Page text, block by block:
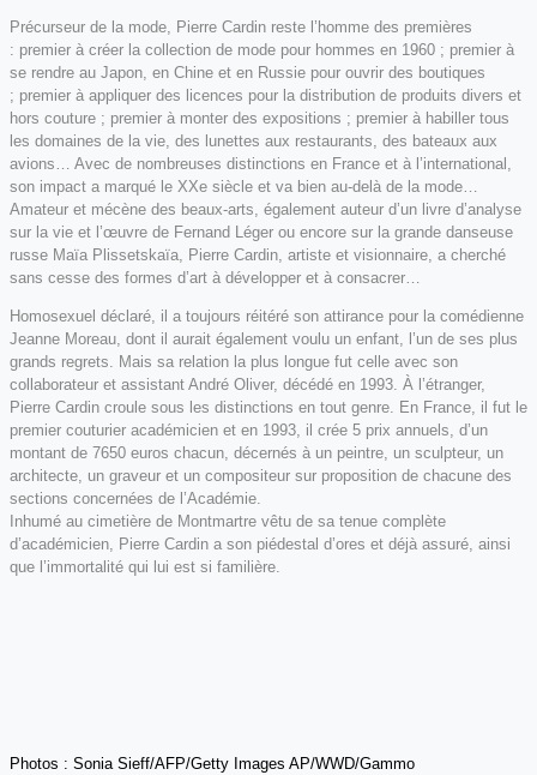
Précurseur de la mode, Pierre Cardin reste l’homme des premières
: premier à créer la collection de mode pour hommes en 1960 ; premier à
se rendre au Japon, en Chine et en Russie pour ouvrir des boutiques
; premier à appliquer des licences pour la distribution de produits divers et
hors couture ; premier à monter des expositions ; premier à habiller tous
les domaines de la vie, des lunettes aux restaurants, des bateaux aux
avions… Avec de nombreuses distinctions en France et à l’international,
son impact a marqué le XXe siècle et va bien au-delà de la mode…
Amateur et mécène des beaux-arts, également auteur d’un livre d’analyse
sur la vie et l’œuvre de Fernand Léger ou encore sur la grande danseuse
russe Maïa Plissetskaïa, Pierre Cardin, artiste et visionnaire, a cherché
sans cesse des formes d’art à développer et à consacrer…
Homosexuel déclaré, il a toujours réitéré son attirance pour la comédienne
Jeanne Moreau, dont il aurait également voulu un enfant, l’un de ses plus
grands regrets. Mais sa relation la plus longue fut celle avec son
collaborateur et assistant André Oliver, décédé en 1993. À l’étranger,
Pierre Cardin croule sous les distinctions en tout genre. En France, il fut le
premier couturier académicien et en 1993, il crée 5 prix annuels, d’un
montant de 7650 euros chacun, décernés à un peintre, un sculpteur, un
architecte, un graveur et un compositeur sur proposition de chacune des
sections concernées de l’Académie.
Inhumé au cimetière de Montmartre vêtu de sa tenue complète
d’académicien, Pierre Cardin a son piédestal d’ores et déjà assuré, ainsi
que l’immortalité qui lui est si familière.
Photos : Sonia Sieff/AFP/Getty Images AP/WWD/Gammo